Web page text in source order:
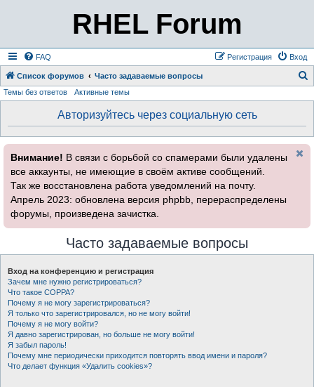
RHEL Forum
FAQ Вход
Регистрация
Список форумов Часто задаваемые вопросы
Темы без ответов Активные темы
Авторизуйтесь через социальную сеть
Внимание! В связи с борьбой со спамерами были удалены
все аккаунты, не имеющие в своём активе сообщений.
Так же восстановлена работа уведомлений на почту.
Апрель 2023: обновлена версия phpbb, перераспределены
форумы, произведена зачистка.
Часто задаваемые вопросы
Вход на конференцию и регистрация
Зачем мне нужно регистрироваться?
Что такое COPPA?
Почему я не могу зарегистрироваться?
Я только что зарегистрировался, но не могу войти!
Почему я не могу войти?
Я давно зарегистрирован, но больше не могу войти!
Я забыл пароль!
Почему мне периодически приходится повторять ввод имени и пароля?
Что делает функция «Удалить cookies»?